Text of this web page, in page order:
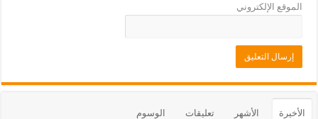
الموقع الإلكتروني
الأخيرة الأشهر تعليقات الوسوم